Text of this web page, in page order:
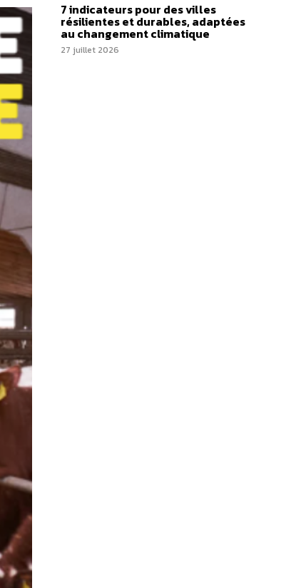
7 indicateurs pour des villes
résilientes et durables, adaptées
au changement climatique
27 juillet 2026